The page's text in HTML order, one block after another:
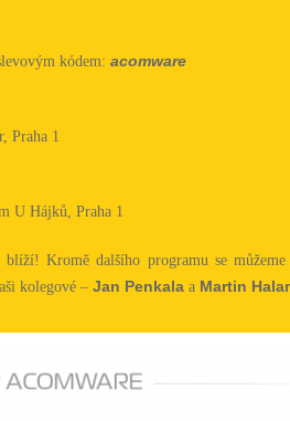
kódem: acomware
Praha 1
U Hájků, Praha 1
Kromě dalšího programu se
kolegové – Jan Penkala a Martin